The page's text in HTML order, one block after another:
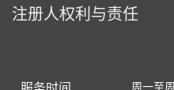
注册人权利与责任
周一至